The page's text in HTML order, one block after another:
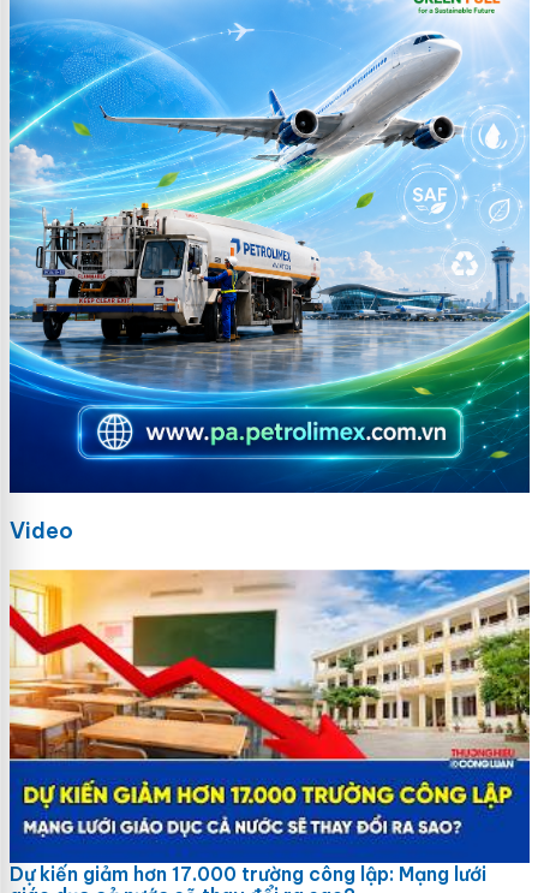
Video
Dự kiến giảm hơn 17.000 trường công lập: Mạng lưới